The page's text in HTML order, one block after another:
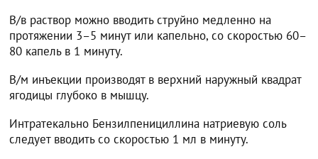
В/в раствор можно вводить струйно медленно на
протяжении 3–5 минут или капельно, со скоростью 60–
80 капель в 1 минуту.
В/м инъекции производят в верхний наружный квадрат
ягодицы глубоко в мышцу.
Интратекально Бензилпенициллина натриевую соль
следует вводить со скоростью 1 мл в минуту.